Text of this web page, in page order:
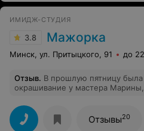
ИМИДЖ-СТУДИЯ
3.8 Мажорка
Минск, ул. Притыцкого, 91 до
Отзыв. В прошлую пятницу
окрашивание у мастера
волос, но благодаря Марине,
развеялись, после
блестят, результатом очень
Отзывы20